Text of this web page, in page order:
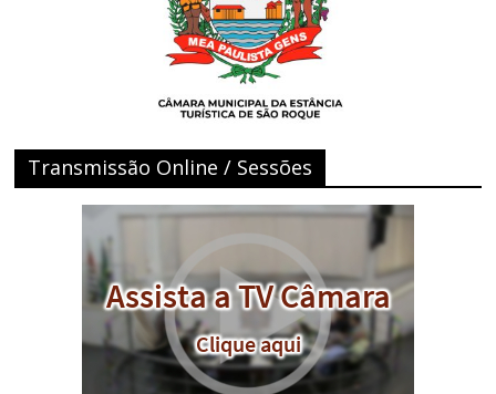
Transmissão Online / Sessões